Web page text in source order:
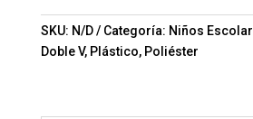
02-
FZB4374
SKU: N/D Categoría: Niños
Doble V, Plástico, Poliéster